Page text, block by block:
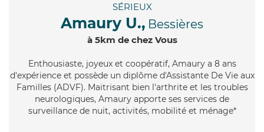
SÉRIEUX
Amaury U., Bessières
à 5km de chez Vous
Enthousiaste, joyeux et coopératif, Amaury a 8 ans
d'expérience et possède un diplôme d'Assistante De Vie aux
Familles (ADVF). Maitrisant bien l'arthrite et les troubles
neurologiques, Amaury apporte ses services de
surveillance de nuit, activités, mobilité et ménage*